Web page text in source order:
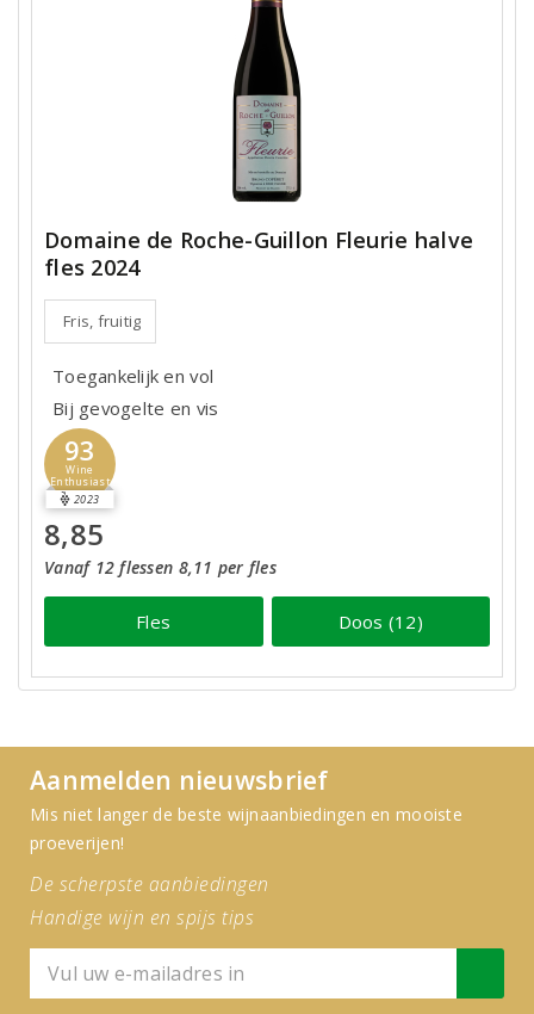
Domaine de Roche-Guillon Fleurie halve
fles 2024
Fris, fruitig
Toegankelijk en vol
Bij gevogelte en vis
93
Wine
Enthusiast
2023
8,85
Vanaf 12 flessen 8,11 per fles
Fles Doos (12)
Aanmelden nieuwsbrief
Mis niet langer de beste wijnaanbiedingen en mooiste
proeverijen!
De scherpste aanbiedingen
Handige wijn en spijs tips